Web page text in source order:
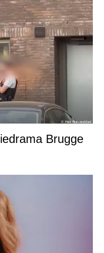
Brugge